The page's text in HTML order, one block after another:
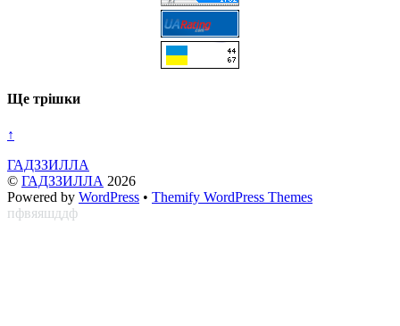
Ще трішки
↑
ГАДЗЗИЛЛА
© ГАДЗЗИЛЛА 2026
Powered by WordPress • Themify WordPress Themes
пфвяяшддф